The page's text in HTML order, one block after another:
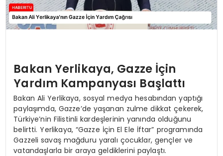
Bakan Yerlikaya, Gazze İçin
Yardım Kampanyası Başlattı
Bakan Ali Yerlikaya, sosyal medya hesabından yaptığı
paylaşımda, Gazze’de yaşanan zulme dikkat çekerek,
Türkiye’nin Filistinli kardeşlerinin yanında olduğunu
belirtti. Yerlikaya, “Gazze İçin El Ele İftar” programında
Gazzeli savaş mağduru yaralı çocuklar, gençler ve
vatandaşlarla bir araya geldiklerini paylaştı.